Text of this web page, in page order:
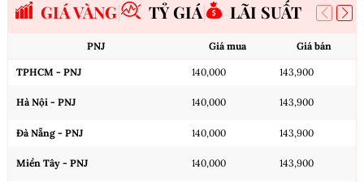
GIÁ VÀNG TỶ GIÁ LÃI SUẤT
PNJ Giá mua Giá bán
TPHCM - PNJ 140,000 143,900
Hà Nội - PNJ 140,000 143,900
Đà Nẵng - PNJ 140,000 143,900
Miền Tây - PNJ 140,000 143,900